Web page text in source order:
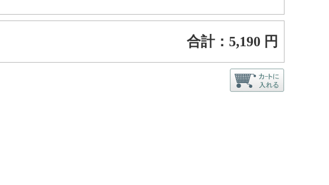
合計： 5,190 円